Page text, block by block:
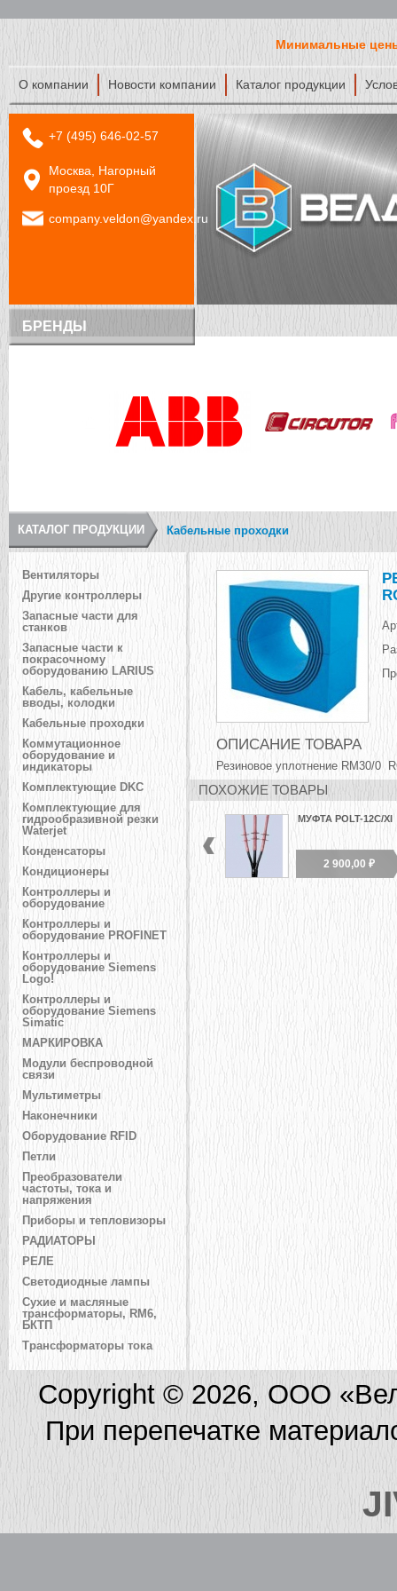
Минимальные
О компании Новости компании Каталог продукции
+7 (495) 646-02-57
Москва, Нагорный
проезд 10Г
company.veldon@yandex.ru
БРЕНДЫ
КАТАЛОГ ПРОДУКЦИИ Кабельные проходки
Вентиляторы
Другие контроллеры
Запасные части для
станков
Запасные части к
покрасочному
оборудованию LARIUS
Кабель, кабельные
вводы, колодки
Кабельные проходки
Коммутационное
оборудование и
индикаторы
Комплектующие DKC
Комплектующие для
гидрообразивной резки
Waterjet
Конденсаторы
Кондиционеры
Контроллеры и
оборудование
Контроллеры и
оборудование PROFINET
Контроллеры и
оборудование Siemens
Logo!
Контроллеры и
оборудование Siemens
Simatic
МАРКИРОВКА
Модули беспроводной
связи
Мультиметры
Наконечники
Оборудование RFID
Петли
Преобразователи
частоты, тока и
напряжения
Приборы и тепловизоры
РАДИАТОРЫ
РЕЛЕ
Светодиодные лампы
Сухие и масляные
трансформаторы, RM6,
БКТП
Трансформаторы тока
ОПИСАНИЕ ТОВАРА
Резиновое уплотнение RM30/0
ПОХОЖИЕ ТОВАРЫ
МУФТА POLT-12C/XI
2 900,00 ₽
Copyright © 2026, ООО
При перепечатке